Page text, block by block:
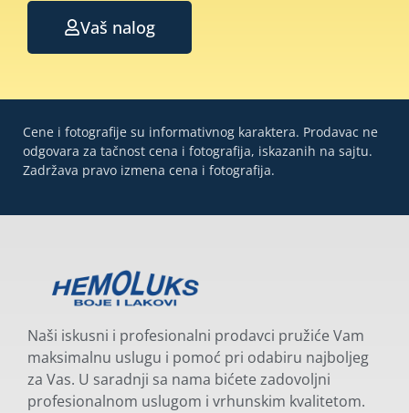
Vaš nalog
Cene i fotografije su informativnog karaktera. Prodavac ne
odgovara za tačnost cena i fotografija, iskazanih na sajtu.
Zadržava pravo izmena cena i fotografija.
Naši iskusni i profesionalni prodavci pružiće Vam
maksimalnu uslugu i pomoć pri odabiru najboljeg
za Vas. U saradnji sa nama bićete zadovoljni
profesionalnom uslugom i vrhunskim kvalitetom.